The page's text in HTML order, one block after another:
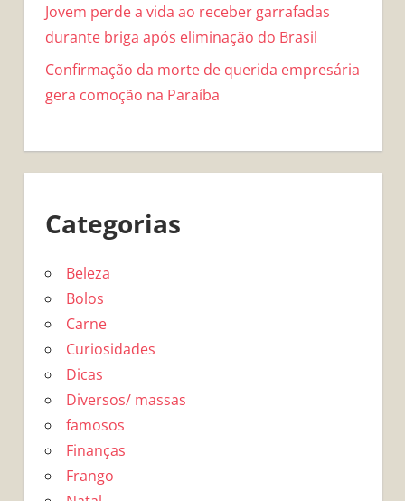
Jovem perde a vida ao receber garrafadas
durante briga após eliminação do Brasil
Confirmação da morte de querida empresária
gera comoção na Paraíba
Categorias
Beleza
Bolos
Carne
Curiosidades
Dicas
Diversos/ massas
famosos
Finanças
Frango